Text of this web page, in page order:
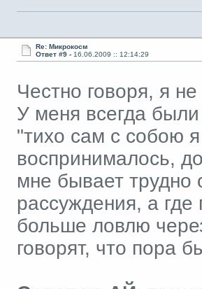
Re: Микрокосм
Ответ #9 - 16.06.2009 :: 12:14:29
Честно говоря, я
У меня всегда были
"тихо сам с собою
воспринималось,
мне бывает трудно
рассуждения, а где
больше ловлю
говорят, что пора